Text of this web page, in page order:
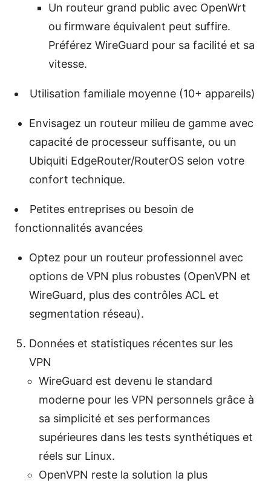
Un routeur grand public avec OpenWrt
ou firmware équivalent peut suffire.
Préférez WireGuard pour sa facilité et sa
vitesse.
Utilisation familiale moyenne (10+ appareils)
Envisagez un routeur milieu de gamme avec
capacité de processeur suffisante, ou un
Ubiquiti EdgeRouter/RouterOS selon votre
confort technique.
Petites entreprises ou besoin de
fonctionnalités avancées
Optez pour un routeur professionnel avec
options de VPN plus robustes (OpenVPN et
WireGuard, plus des contrôles ACL et
segmentation réseau).
Données et statistiques récentes sur les
VPN
WireGuard est devenu le standard
moderne pour les VPN personnels grâce à
sa simplicité et ses performances
supérieures dans les tests synthétiques et
réels sur Linux.
OpenVPN reste la solution la plus